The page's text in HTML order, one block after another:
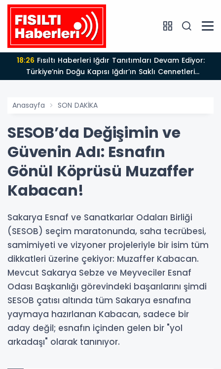
18:26
Türkiye’nin Doğu Kapısı Iğdır’ın Saklı Cennetleri
Keşfedilmeyi Bekliyor
Anasayfa SON DAKİKA
SESOB’da Değişimin ve
Güvenin Adı: Esnafın
Gönül Köprüsü Muzaffer
Kabacan!
Sakarya Esnaf ve Sanatkarlar Odaları Birliği
(SESOB) seçim maratonunda, saha tecrübesi,
samimiyeti ve vizyoner projeleriyle bir isim tüm
dikkatleri üzerine çekiyor: Muzaffer Kabacan.
Mevcut Sakarya Sebze ve Meyveciler Esnaf
Odası Başkanlığı görevindeki başarılarını şimdi
SESOB çatısı altında tüm Sakarya esnafına
yaymaya hazırlanan Kabacan, sadece bir
aday değil; esnafın içinden gelen bir "yol
arkadaşı" olarak tanınıyor.